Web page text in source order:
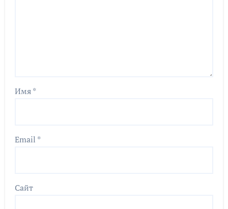
Имя*
Email *
Сайт